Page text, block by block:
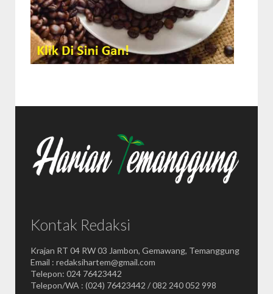
Kontak Redaksi
Krajan RT 04 RW 03 Jambon, Gemawang, Temanggung
Email : redaksihartem@gmail.com
Telepon: 024 76423442
Telepon/WA : (024) 76423442 / 082 240 052 998